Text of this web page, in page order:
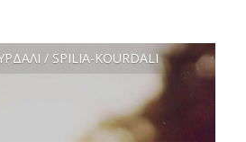
/ SPILIA-KOURDALI